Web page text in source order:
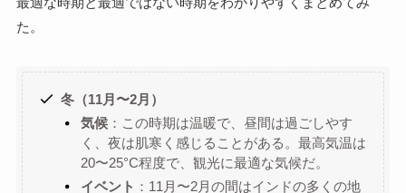
た。
冬（11月〜2月）
気候 ：この時期は温暖で、昼間は過ごしやす
く、夜は肌寒く感じることがある。最高気温は
20〜25°C程度で、観光に最適な気候だ。
イベント ：11月〜2月の間はインドの多くの地